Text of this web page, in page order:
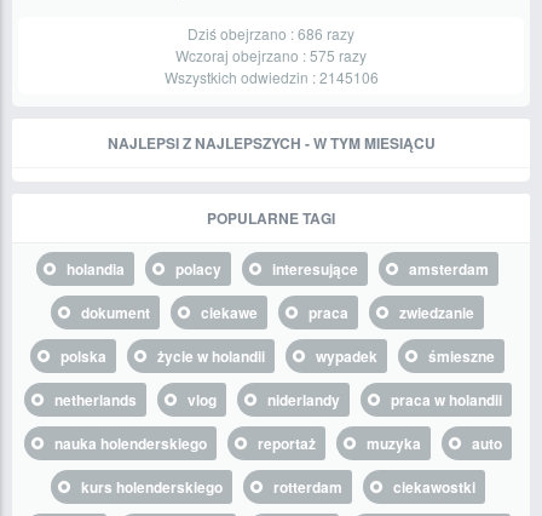
Dziś obejrzano :686 razy
Wczoraj obejrzano :575 razy
Wszystkich odwiedzin :2145106
NAJLEPSI Z NAJLEPSZYCH - W TYM MIESIĄCU
POPULARNE TAGI
holandia polacy interesujące
amsterdam
dokument
ciekawe praca
zwiedzanie
polska
życie w holandii wypadek
śmieszne
netherlands
vlog niderlandy
praca w holandii
nauka holenderskiego
reportaż muzyka
auto
kurs holenderskiego
rotterdam
ciekawostki